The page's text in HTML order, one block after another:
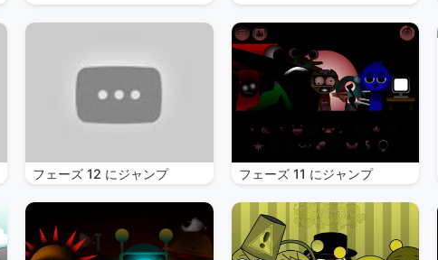
フェーズ 12 にジャンプ フェーズ 11 にジャンプ